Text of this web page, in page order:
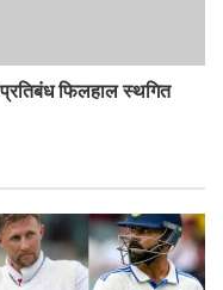
प्रतिबंध फिलहाल स्थगित